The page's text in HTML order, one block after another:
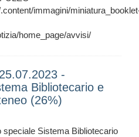
immagini/
home_page/avvisi/
-
Bibliotecario e
(26%)
Sistema Bibliotecario